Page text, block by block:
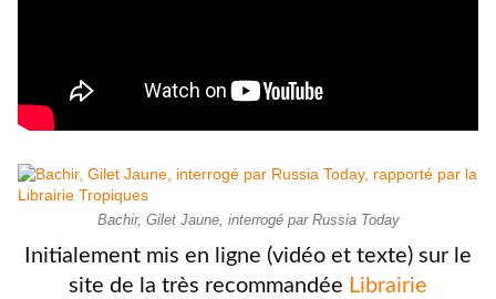
Bachir, Gilet Jaune, interrogé par Russia Today
Initialement mis en ligne (vidéo et texte) sur le
site de la très recommandée Librairie